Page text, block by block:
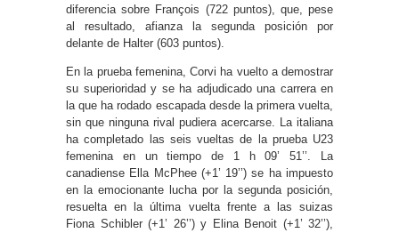
diferencia sobre François (722 puntos), que, pese
al resultado, afianza la segunda posición por
delante de Halter (603 puntos).
En la prueba femenina, Corvi ha vuelto a demostrar
su superioridad y se ha adjudicado una carrera en
la que ha rodado escapada desde la primera vuelta,
sin que ninguna rival pudiera acercarse. La italiana
ha completado las seis vueltas de la prueba U23
femenina en un tiempo de 1 h 09’ 51’’. La
canadiense Ella McPhee (+1’ 19’’) se ha impuesto
en la emocionante lucha por la segunda posición,
resuelta en la última vuelta frente a las suizas
Fiona Schibler (+1’ 26’’) y Elina Benoit (+1’ 32’’),